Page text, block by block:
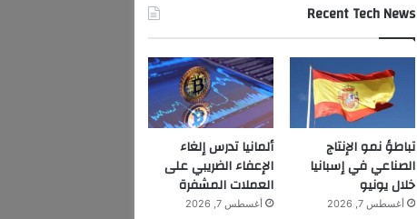
Recent Tech News
تباطؤ نمو الإنتاج
الصناعي في إسبانيا
خلال يونيو
أغسطس 7, 2026
ألمانيا تدرس إلغاء
الإعفاء الضريبي على
العملات المشفرة
أغسطس 7, 2026